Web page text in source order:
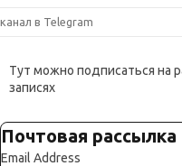
канал в Telegram
Тут можно подписаться на
записях
Почтовая рассылка
Email Address